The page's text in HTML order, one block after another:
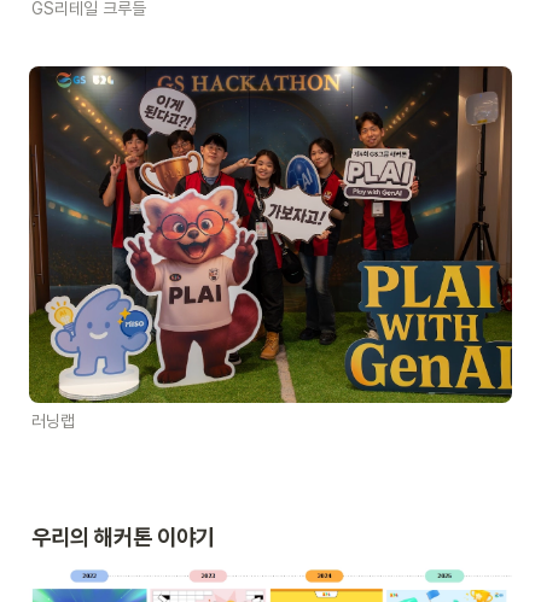
GS리테일 크루들
러닝랩
우리의 해커톤 이야기